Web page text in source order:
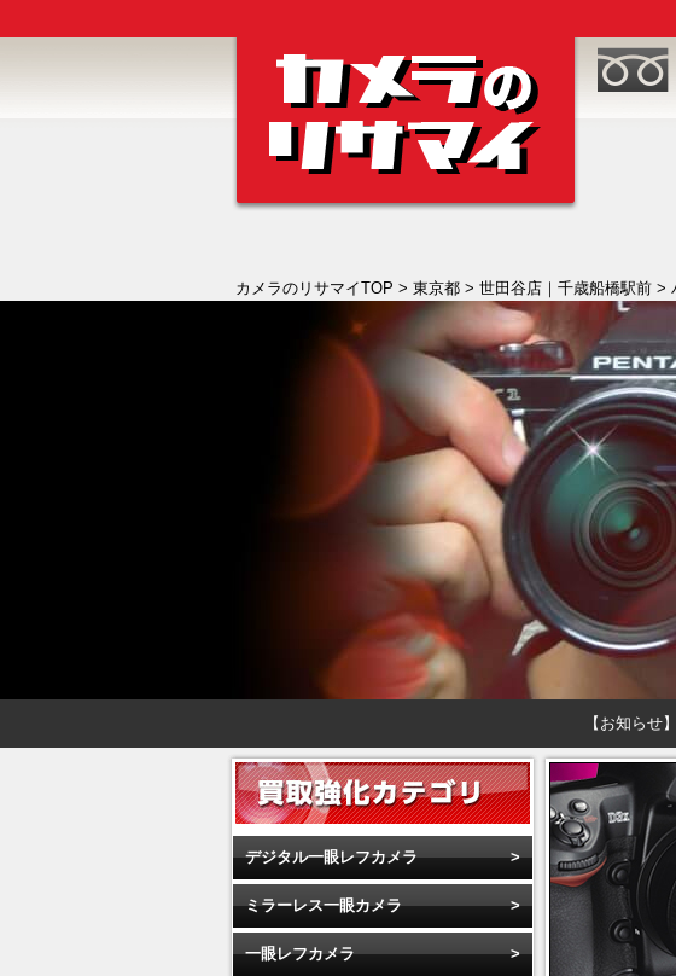
カメラのリサマイTOP > 東京都> 世田谷店｜千歳船橋駅前>
【お知らせ
デジタル一眼レフカメラ
ミラーレス一眼カメラ
一眼レフカメラ